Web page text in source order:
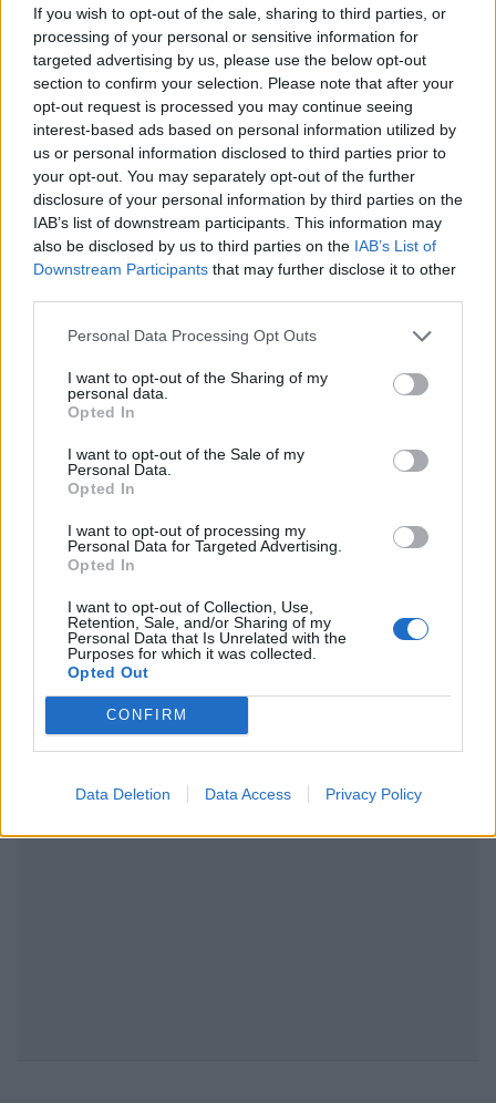
If you wish to opt-out of the sale, sharing to third parties, or
processing of your personal or sensitive information for
targeted advertising by us, please use the below opt-out
section to confirm your selection. Please note that after your
opt-out request is processed you may continue seeing
interest-based ads based on personal information utilized by
us or personal information disclosed to third parties prior to
your opt-out. You may separately opt-out of the further
disclosure of your personal information by third parties on the
IAB’s list of downstream participants. This information may
also be disclosed by us to third parties on the IAB’s List of
Downstream Participants that may further disclose it to other
Personal Data Processing Opt Outs
I want to opt-out of the Sharing of my
personal data.
Opted In
I want to opt-out of the Sale of my
Personal Data.
Opted In
I want to opt-out of processing my
Personal Data for Targeted Advertising.
Opted In
I want to opt-out of Collection, Use,
Retention, Sale, and/or Sharing of my
Personal Data that Is Unrelated with the
Purposes for which it was collected.
Opted Out
CONFIRM
Data Deletion Data Access Privacy Policy
μάθετε πρώτοιτα πιο hot νέα